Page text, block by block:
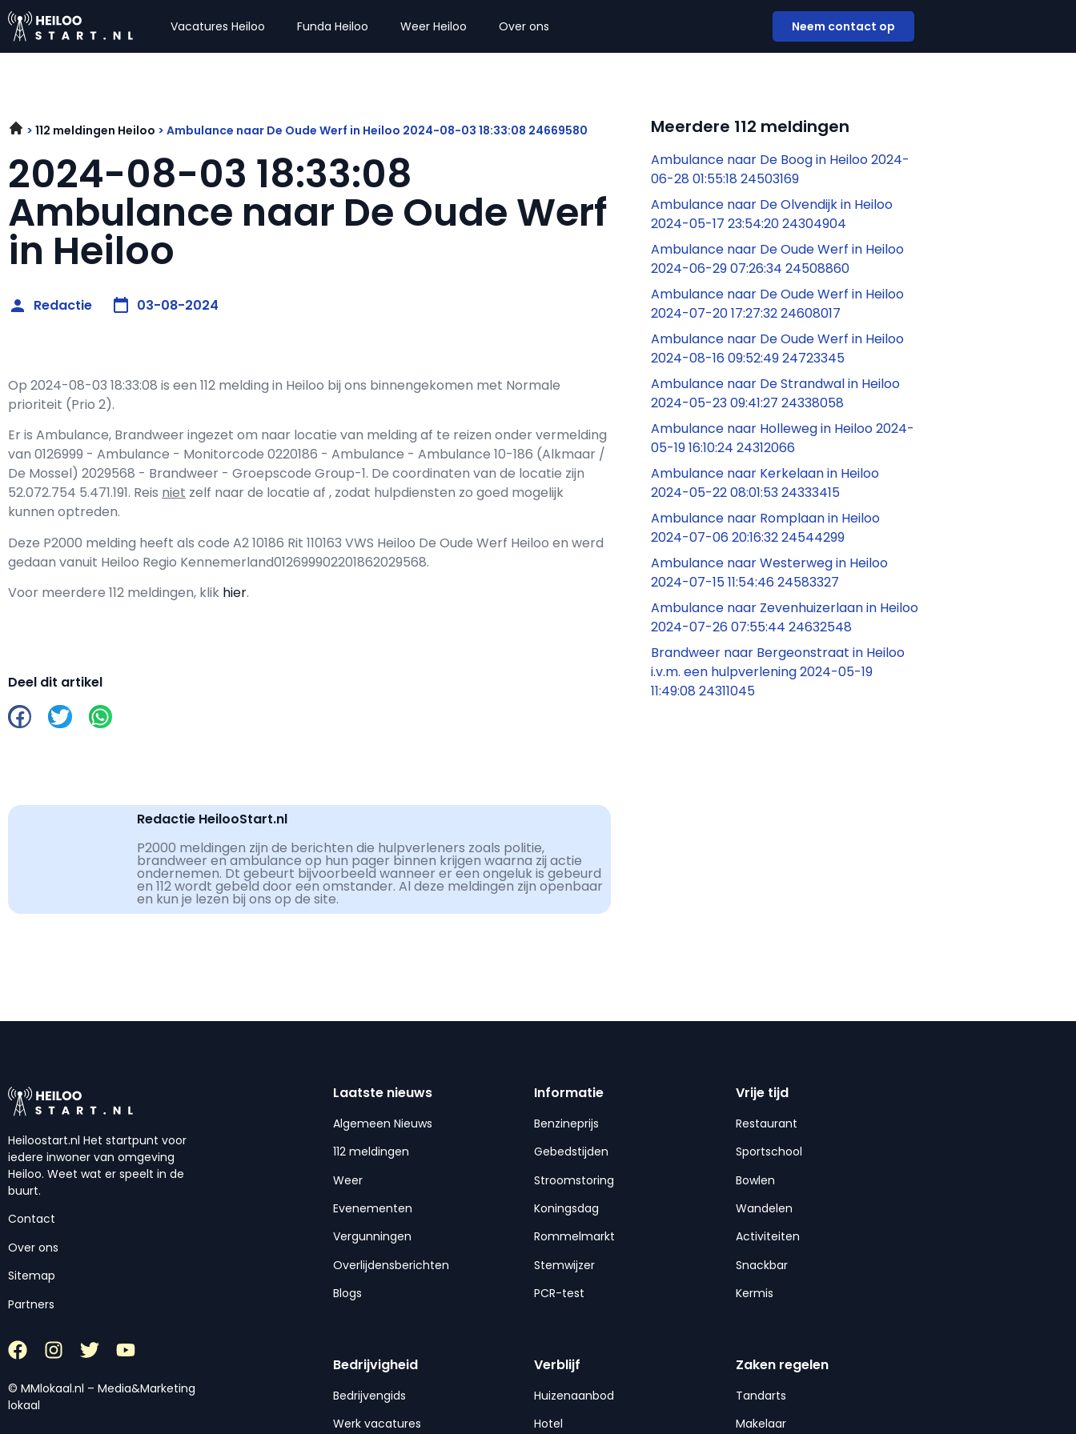
Vacatures Heiloo Funda Heiloo Weer Heiloo Over ons Neem contact op
112 meldingen Heiloo Ambulance naar De Oude Werf in Heiloo 2024-08-03 18:33:08 24669580
2024-08-03 18:33:08
Ambulance naar De Oude Werf
in Heiloo
Redactie 03-08-2024
Op 2024-08-03 18:33:08 is een 112 melding in Heiloo bij ons binnengekomen met Normale
prioriteit (Prio 2).
Er is Ambulance, Brandweer ingezet om naar locatie van melding af te reizen onder vermelding
van 0126999 - Ambulance - Monitorcode 0220186 - Ambulance - Ambulance 10-186 (Alkmaar /
De Mossel) 2029568 - Brandweer - Groepscode Group-1. De coordinaten van de locatie zijn
52.072.754 5.471.191. Reis niet zelf naar de locatie af , zodat hulpdiensten zo goed mogelijk
kunnen optreden.
Deze P2000 melding heeft als code A2 10186 Rit 110163 VWS Heiloo De Oude Werf Heiloo en werd
gedaan vanuit Heiloo Regio Kennemerland012699902201862029568.
Voor meerdere 112 meldingen, klik hier.
Deel dit artikel
Redactie HeilooStart.nl
P2000 meldingen zijn de berichten die hulpverleners zoals politie,
brandweer en ambulance op hun pager binnen krijgen waarna zij actie
ondernemen. Dt gebeurt bijvoorbeeld wanneer er een ongeluk is gebeurd
en 112 wordt gebeld door een omstander. Al deze meldingen zijn openbaar
en kun je lezen bij ons op de site.
Meerdere 112 meldingen
Ambulance naar De Boog in Heiloo 2024-
06-28 01:55:18 24503169
Ambulance naar De Olvendijk in Heiloo
2024-05-17 23:54:20 24304904
Ambulance naar De Oude Werf in Heiloo
2024-06-29 07:26:34 24508860
Ambulance naar De Oude Werf in Heiloo
2024-07-20 17:27:32 24608017
Ambulance naar De Oude Werf in Heiloo
2024-08-16 09:52:49 24723345
Ambulance naar De Strandwal in Heiloo
2024-05-23 09:41:27 24338058
Ambulance naar Holleweg in Heiloo 2024-
05-19 16:10:24 24312066
Ambulance naar Kerkelaan in Heiloo
2024-05-22 08:01:53 24333415
Ambulance naar Romplaan in Heiloo
2024-07-06 20:16:32 24544299
Ambulance naar Westerweg in Heiloo
2024-07-15 11:54:46 24583327
Ambulance naar Zevenhuizerlaan in Heiloo
2024-07-26 07:55:44 24632548
Brandweer naar Bergeonstraat in Heiloo
i.v.m. een hulpverlening 2024-05-19
11:49:08 24311045
Heiloostart.nl Het startpunt voor
iedere inwoner van omgeving
Heiloo. Weet wat er speelt in de
buurt.
Contact
Over ons
Sitemap
Partners
© MMlokaal.nl – Media&Marketing
lokaal
Laatste nieuws
Algemeen Nieuws
112 meldingen
Weer
Evenementen
Vergunningen
Overlijdensberichten
Blogs
Informatie
Benzineprijs
Gebedstijden
Stroomstoring
Koningsdag
Rommelmarkt
Stemwijzer
PCR-test
Vrije tijd
Restaurant
Sportschool
Bowlen
Wandelen
Activiteiten
Snackbar
Kermis
Bedrijvigheid
Bedrijvengids
Werk vacatures
Verblijf
Huizenaanbod
Hotel
Zaken regelen
Tandarts
Makelaar